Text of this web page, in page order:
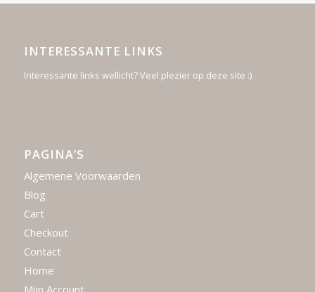
INTERESSANTE LINKS
Interessante links wellicht? Veel plezier op deze site :)
PAGINA’S
Algemene Voorwaarden
Blog
Cart
Checkout
Contact
Home